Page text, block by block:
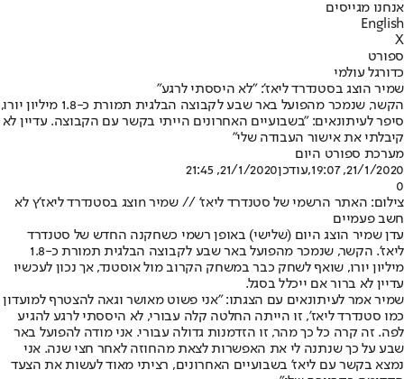
אנחנו מגייסים
English
X
ספורט
כדורגל עולמי
שמיר הוצג בסטנדרד ליאז': "לא היססתי לרגע"
הקשר, שנמכר מהפועל באר שבע לקבוצה הבלגית תמורת כ-1.8 מיליון יורו,
סיפר לעיתונאים: "בשבועיים האחרונים הייתי בקשר עם הקבוצה. עדיין לא
קיבלתי את אישור העבודה שלי"
מערכת ספורט היום
21/1/2020, 19:07
,עודכן21/1/2020, 21:45
0
צילום: האתר הרשמי של סטנדרד ליאז' // שמיר nוצג בסטנדרד ליאז'ץ לא
חשב פעמיים
עדן שמיר הוצג היום (שלישי) באופן רשמי כשחקנה החדש של סטנדרד
ליאז'. הקשר, שנמכר מהפועל באר שבע לקבוצה הבלגית תמורת כ-1.8
מיליון יורו, שואף לשחק כבר במשחק הקרוב מול אוסטנד, אך נכון לעכשיו
עדיין לא ברור אם ייכלל בסגל.
שמיר אמר לעיתונאים עם הצגתו: "אני פשוט מאושר וגאה להצטרף למועדון
כמו סטנדרד ליאז', זו הייתה החלטה קלה עבורי, לא היססתי לרגע להגיע
לפה. זה קרה כל כך מהר, זו הזדמנות גדולה עבורי. אני מודה להפועל באר
שבע על כך שנתנה לי את האפשרות לצאת מהחוזה לאחר חצי שנה. אני
נמצא בקשר עם ליאז' בשבועיים האחרונים, רציתי מאוד לעשות את הצעד